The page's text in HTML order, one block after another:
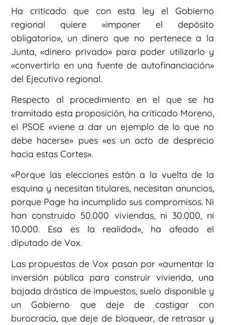
Ha criticado que con esta ley el Gobierno
regional quiere «imponer el depósito
obligatorio», un dinero que no pertenece a la
Junta, «dinero privado» para poder utilizarlo y
«convertirlo en una fuente de autofinanciación»
del Ejecutivo regional.
Respecto al procedimiento en el que se ha
tramitado esta proposición, ha criticado Moreno,
el PSOE «viene a dar un ejemplo de lo que no
debe hacerse» pues «es un acto de desprecio
hacia estas Cortes».
«Porque las elecciones están a la vuelta de la
esquina y necesitan titulares, necesitan anuncios,
porque Page ha incumplido sus compromisos. Ni
han construido 50.000 viviendas, ni 30.000, ni
10.000. Esa es la realidad», ha afeado el
diputado de Vox.
Las propuestas de Vox pasan por «aumentar la
inversión pública para construir vivienda, una
bajada drástica de impuestos, suelo disponible y
un Gobierno que deje de castigar con
burocracia, que deje de bloquear, de retrasar y